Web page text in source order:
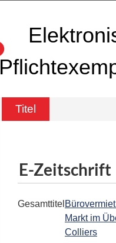
Titel
E-Zeitschrift
Gesamttitel
Markt im
Colliers